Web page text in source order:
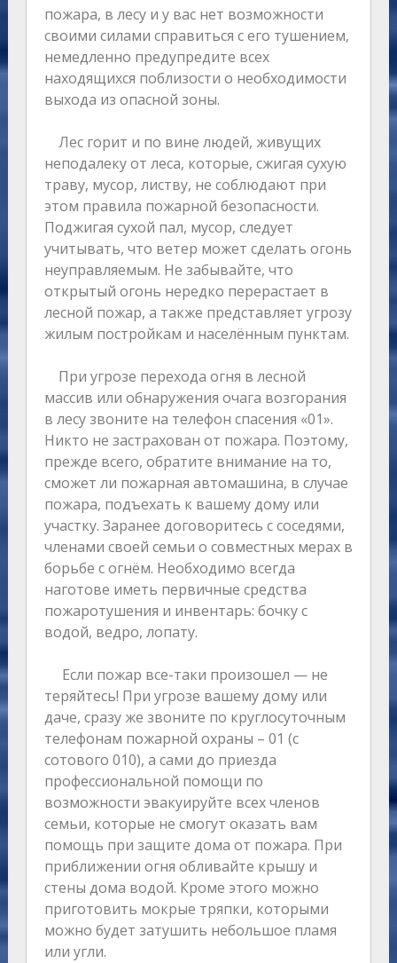
пожара, в лесу и у вас нет возможности
своими силами справиться с его тушением,
немедленно предупредите всех
находящихся поблизости о необходимости
выхода из опасной зоны.
Лес горит и по вине людей, живущих
неподалеку от леса, которые, сжигая сухую
траву, мусор, листву, не соблюдают при
этом правила пожарной безопасности.
Поджигая сухой пал, мусор, следует
учитывать, что ветер может сделать огонь
неуправляемым. Не забывайте, что
открытый огонь нередко перерастает в
лесной пожар, а также представляет угрозу
жилым постройкам и населённым пунктам.
При угрозе перехода огня в лесной
массив или обнаружения очага возгорания
в лесу звоните на телефон спасения «01».
Никто не застрахован от пожара. Поэтому,
прежде всего, обратите внимание на то,
сможет ли пожарная автомашина, в случае
пожара, подъехать к вашему дому или
участку. Заранее договоритесь с соседями,
членами своей семьи о совместных мерах в
борьбе с огнём. Необходимо всегда
наготове иметь первичные средства
пожаротушения и инвентарь: бочку с
водой, ведро, лопату.
Если пожар все-таки произошел — не
теряйтесь! При угрозе вашему дому или
даче, сразу же звоните по круглосуточным
телефонам пожарной охраны – 01 (с
сотового 010), а сами до приезда
профессиональной помощи по
возможности эвакуируйте всех членов
семьи, которые не смогут оказать вам
помощь при защите дома от пожара. При
приближении огня обливайте крышу и
стены дома водой. Кроме этого можно
приготовить мокрые тряпки, которыми
можно будет затушить небольшое пламя
или угли.